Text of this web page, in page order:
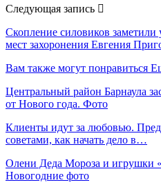
Следующая запись
Скопление силовиков заметили
мест захоронения Евгения
Вам также могут понравиться
Центральный район Барнаула
от Нового года. Фото
Клиенты идут за любовью.
советами, как начать дело в…
Олени Деда Мороза и игрушки
Новогодние фото